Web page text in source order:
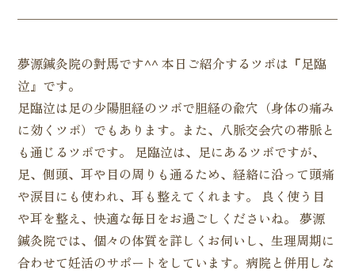
夢源鍼灸院の對馬です^^ 本日ご紹介するツボは『足臨
泣』です。
足臨泣は足の少陽胆経のツボで胆経の兪穴（身体の痛み
に効くツボ）でもあります。また、八脈交会穴の帯脈と
も通じるツボです。 足臨泣は、足にあるツボですが、
足、側頭、耳や目の周りも通るため、経絡に沿って頭痛
や涙目にも使われ、耳も整えてくれます。 良く使う目
や耳を整え、快適な毎日をお過ごしくださいね。 夢源
鍼灸院では、個々の体質を詳しくお伺いし、生理周期に
合わせて妊活のサポートをしています。病院と併用しな